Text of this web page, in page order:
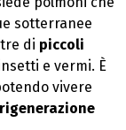
sotterranee
di piccoli
e vermi. È
vivere
rigenerazione